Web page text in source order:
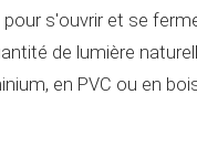
s'ouvrir et se
de lumière
en PVC ou en